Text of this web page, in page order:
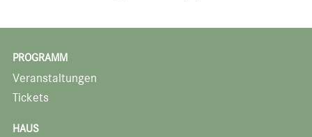
PROGRAMM
Veranstaltungen
Tickets
HAUS